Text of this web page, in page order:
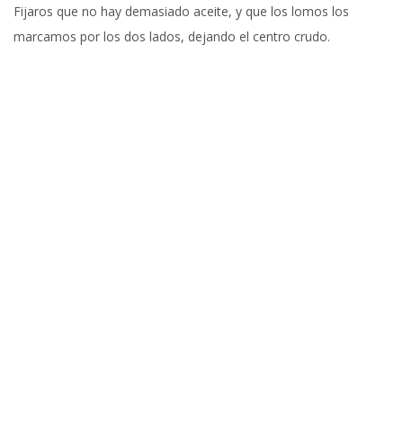
Fijaros que no hay demasiado aceite, y que los lomos los
marcamos por los dos lados, dejando el centro crudo.